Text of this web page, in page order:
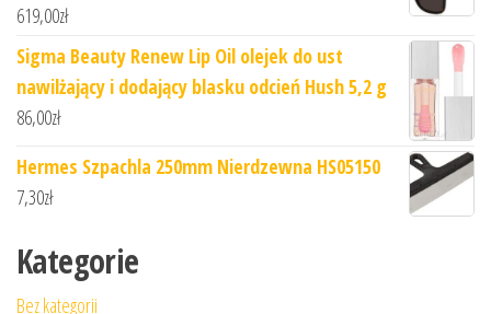
619,00zł
Sigma Beauty Renew Lip Oil olejek do ust
nawilżający i dodający blasku odcień Hush 5,2 g
86,00zł
Hermes Szpachla 250mm Nierdzewna HS05150
7,30zł
Kategorie
Bez kategorii